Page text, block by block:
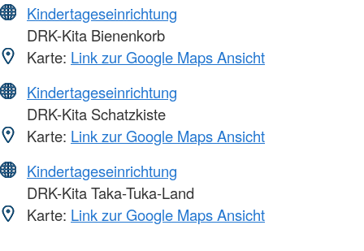
Kindertageseinrichtung
DRK-Kita Bienenkorb
Karte: Link zur Google Maps Ansicht
Kindertageseinrichtung
DRK-Kita Schatzkiste
Karte: Link zur Google Maps Ansicht
Kindertageseinrichtung
DRK-Kita Taka-Tuka-Land
Karte: Link zur Google Maps Ansicht